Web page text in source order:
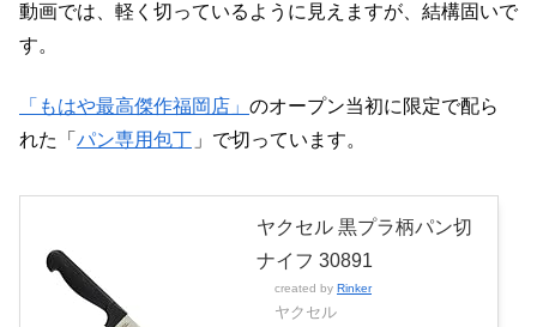
動画では、軽く切っているように見えますが、結構固いで
す。
「もはや最高傑作福岡店」 のオープン当初に限定で配ら
れた「 パン専用包丁 」で切っています。
ヤクセル 黒プラ柄パン切
ナイフ 30891
created by Rinker
ヤクセル